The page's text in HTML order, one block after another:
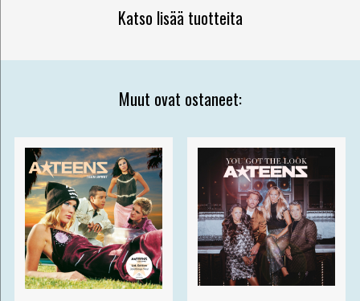
Katso lisää tuotteita
Muut ovat ostaneet: